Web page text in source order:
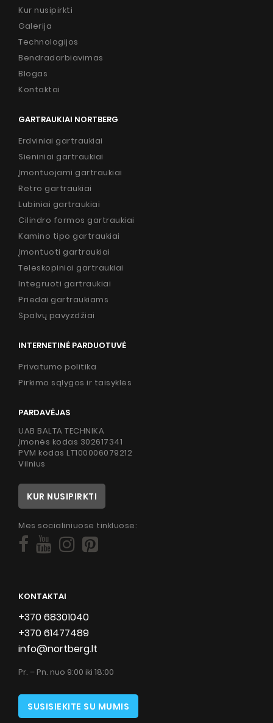
Kur nusipirkti
Galerija
Technologijos
Bendradarbiavimas
Blogas
Kontaktai
GARTRAUKIAI NORTBERG
Erdviniai gartraukiai
Sieniniai gartraukiai
Įmontuojami gartraukiai
Retro gartraukiai
Lubiniai gartraukiai
Cilindro formos gartraukiai
Kamino tipo gartraukiai
Įmontuoti gartraukiai
Teleskopiniai gartraukiai
Integruoti gartraukiai
Priedai gartraukiams
Spalvų pavyzdžiai
INTERNETINĖ PARDUOTUVĖ
Privatumo politika
Pirkimo sąlygos ir taisyklės
PARDAVĖJAS
UAB BALTA TECHNIKA
Įmonės kodas 302617341
PVM kodas LT100006079212
Vilnius
KUR NUSIPIRKTI
Mes socialiniuose tinkluose:
KONTAKTAI
+370 68301040
+370 61477489
info@nortberg.lt
Pr. – Pn. nuo 9:00 iki 18:00
SUSISIEKITE SU MUMIS